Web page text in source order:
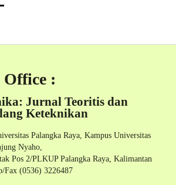
:
Jurnal Teoritis dan
Keteknikan
Palangka Raya, Kampus Universitas
Nyaho,
Pos 2/PLKUP Palangka Raya, Kalimantan
Fax (0536) 3226487